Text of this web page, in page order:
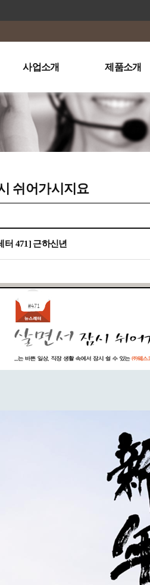
사업소개 제품소개
쉬어가시지요
터 471] 근하신년